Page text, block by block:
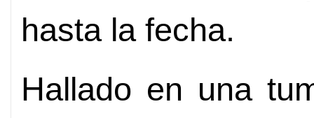
hasta la fecha.
Hallado en una